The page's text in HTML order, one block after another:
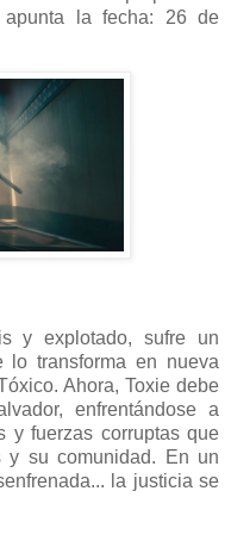
la fecha: 26 de
y explotado, sufre un
lo transforma en nueva
Ahora, Toxie debe
enfrentándose a
y fuerzas corruptas que
y su comunidad. En un
la justicia se